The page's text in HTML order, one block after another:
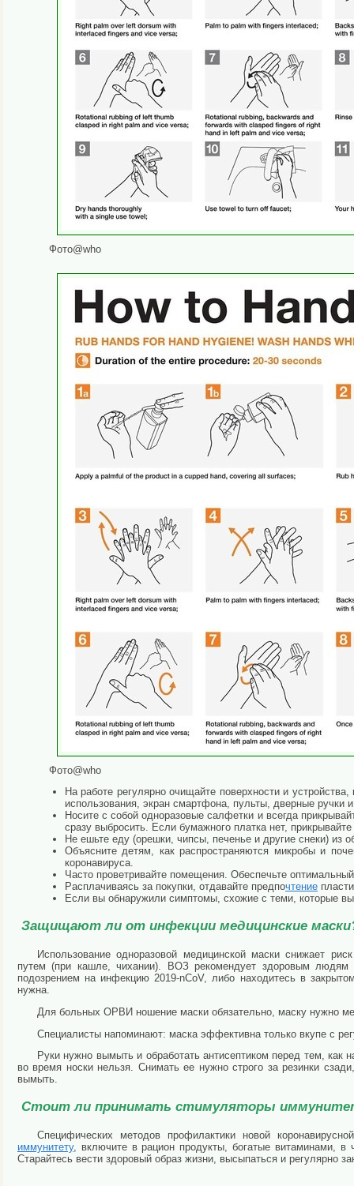
Фото@who
Фото@who
На работе регулярно очищайте поверхности и
использования, экран смартфона, пульты, дверные ручки
Носите с собой одноразовые салфетки и всегда
сразу выбросить. Если бумажного платка нет,
Не ешьте еду (орешки, чипсы, печенье и другие снеки) из
Объясните детям, как распространяются микробы и
коронавируса.
Часто проветривайте помещения. Обеспечьте
Расплачиваясь за покупки, отдавайте предпочтение
Если вы обнаружили симптомы, схожие с теми, которые
Защищают ли от инфекции медицинские
Использование одноразовой медицинской маски снижает
путем (при кашле, чихании). ВОЗ рекомендует здоровым
подозрением на инфекцию 2019-nCoV, либо находитесь в
нужна.
Для больных ОРВИ ношение маски обязательно, маску нужно
Специалисты напоминают: маска эффективна только вкупе с
Руки нужно вымыть и обработать антисептиком перед тем, как
во время носки нельзя. Снимать ее нужно строго за резинки
вымыть.
Стоит ли принимать стимуляторы
Специфических методов профилактики новой
иммунитету, включите в рацион продукты, богатые витаминами,
Старайтесь вести здоровый образ жизни, высыпаться и регулярно